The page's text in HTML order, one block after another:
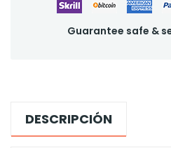
Guarantee safe &
DESCRIPCIÓN